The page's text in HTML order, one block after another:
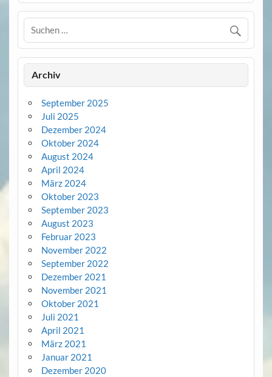
Archiv
September 2025
Juli 2025
Dezember 2024
Oktober 2024
August 2024
April 2024
März 2024
Oktober 2023
September 2023
August 2023
Februar 2023
November 2022
September 2022
Dezember 2021
November 2021
Oktober 2021
Juli 2021
April 2021
März 2021
Januar 2021
Dezember 2020